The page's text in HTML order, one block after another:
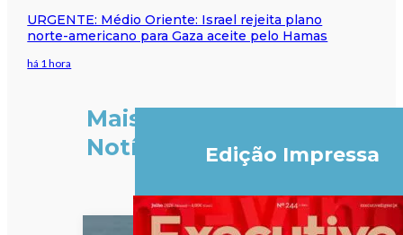
URGENTE: Médio Oriente: Israel rejeita plano
norte-americano para Gaza aceite pelo Hamas
há 1 hora
Mais
Notícias
Edição Impressa